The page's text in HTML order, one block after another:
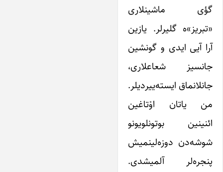
گؤی ماشینلاری
«تبریز»ه گلیرلر. یازین
آرا آیی ایدی و گونشین
جانسیز شعاعلاری،
جانلانماق ایسته‌ییردیلر.
من یاتان اوْتاغین
ائنینین بوتونلویونو
شوشه‌دن دوزه‌لینمیش
پنجره‌لر آلمیشدی.